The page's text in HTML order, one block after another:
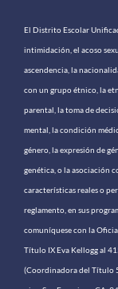
El Distrito Escolar
intimidación, el acoso
ascendencia, la
con un grupo étnico, la
parental, la toma de
mental, la condición
género, la expresión de
genética, o la asociación
características reales o
reglamento, en sus
comuníquese con la
Título IX Eva Kellogg al
(Coordinadora del Título